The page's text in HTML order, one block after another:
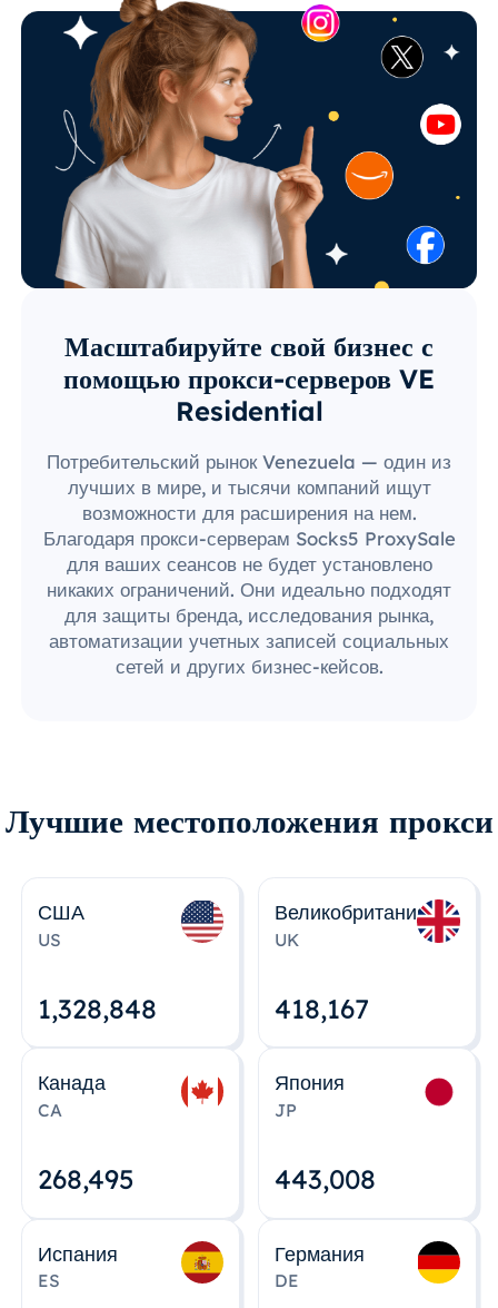
Масштабируйте свой бизнес с
помощью прокси-серверов VE
Residential
Потребительский рынок Venezuela — один из
лучших в мире, и тысячи компаний ищут
возможности для расширения на нем.
Благодаря прокси-серверам Socks5 ProxySale
для ваших сеансов не будет установлено
никаких ограничений. Они идеально подходят
для защиты бренда, исследования рынка,
автоматизации учетных записей социальных
сетей и других бизнес-кейсов.
Лучшие местоположения прокси
США
US
1,328,848
Великобритания
UK
418,167
Канада
CA
268,495
Япония
JP
443,008
Испания
ES
Германия
DE